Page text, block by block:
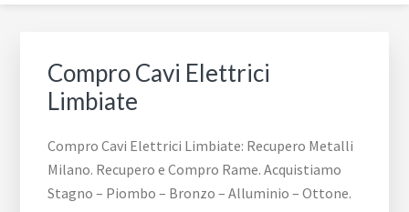
Compro Cavi Elettrici
Limbiate
Compro Cavi Elettrici Limbiate: Recupero Metalli
Milano. Recupero e Compro Rame. Acquistiamo
Stagno – Piombo – Bronzo – Alluminio – Ottone.